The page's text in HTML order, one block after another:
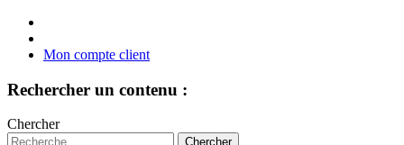
Mon compte client
Rechercher un contenu :
Chercher